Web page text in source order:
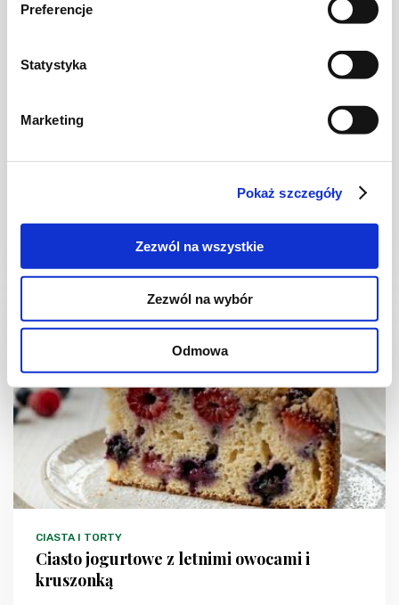
Preferencje
Statystyka
Marketing
Pokaż szczegóły
Zezwól na wszystkie
Zezwól na wybór
Odmowa
CIASTA I TORTY
frużeliną
4954 kcal
CIASTA I TORTY
Ciasto jogurtowe z letnimi owocami i
kruszonką